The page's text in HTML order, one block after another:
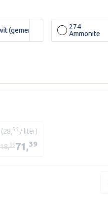
(gemengd)
274
Ammonite
(28,56/ liter)
9971,39